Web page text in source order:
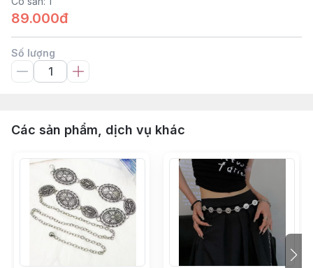
89.000đ
Số lượng
Các sản phẩm, dịch vụ khác